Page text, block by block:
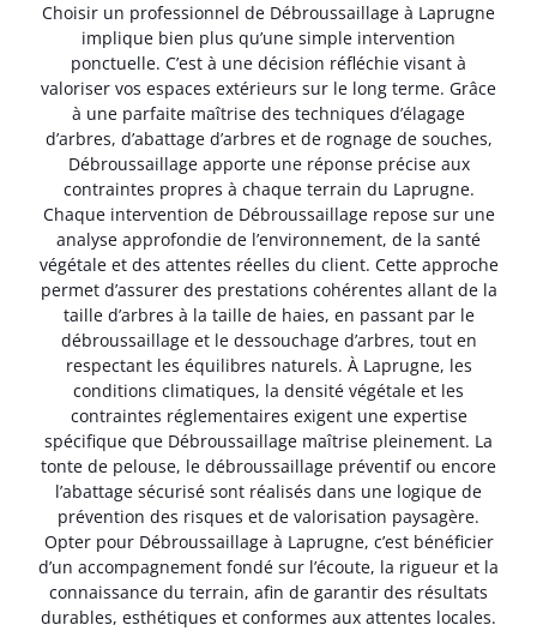
Choisir un professionnel de Débroussaillage à Laprugne
implique bien plus qu’une simple intervention
ponctuelle. C’est à une décision réfléchie visant à
valoriser vos espaces extérieurs sur le long terme. Grâce
à une parfaite maîtrise des techniques d’élagage
d’arbres, d’abattage d’arbres et de rognage de souches,
Débroussaillage apporte une réponse précise aux
contraintes propres à chaque terrain du Laprugne.
Chaque intervention de Débroussaillage repose sur une
analyse approfondie de l’environnement, de la santé
végétale et des attentes réelles du client. Cette approche
permet d’assurer des prestations cohérentes allant de la
taille d’arbres à la taille de haies, en passant par le
débroussaillage et le dessouchage d’arbres, tout en
respectant les équilibres naturels. À Laprugne, les
conditions climatiques, la densité végétale et les
contraintes réglementaires exigent une expertise
spécifique que Débroussaillage maîtrise pleinement. La
tonte de pelouse, le débroussaillage préventif ou encore
l’abattage sécurisé sont réalisés dans une logique de
prévention des risques et de valorisation paysagère.
Opter pour Débroussaillage à Laprugne, c’est bénéficier
d’un accompagnement fondé sur l’écoute, la rigueur et la
connaissance du terrain, afin de garantir des résultats
durables, esthétiques et conformes aux attentes locales.